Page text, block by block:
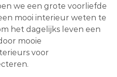
we een grote voorliefde
mooi interieur weten te
het dagelijks leven een
mooie
voor